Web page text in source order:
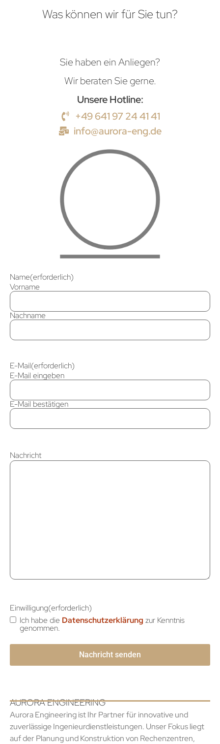
Was können wir für Sie tun?
Sie haben ein Anliegen?
Wir beraten Sie gerne.
Unsere Hotline:
+49 641 97 24 41 41
info@aurora-eng.de
Name(erforderlich)
Vorname
Nachname
E-Mail(erforderlich)
E-Mail eingeben
E-Mail bestätigen
Nachricht
Einwilligung(erforderlich)
Ich habe die Datenschutzerklärung zur Kenntnis
genommen.
AURORA ENGINEERING
Aurora Engineering ist Ihr Partner für innovative und
zuverlässige Ingenieurdienstleistungen. Unser Fokus liegt
auf der Planung und Konstruktion von Rechenzentren,